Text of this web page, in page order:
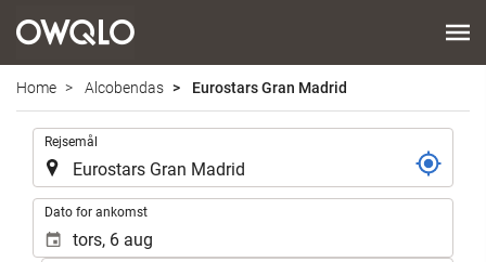
Home Alcobendas Eurostars Gran Madrid
Rejsemål
Dato for ankomst